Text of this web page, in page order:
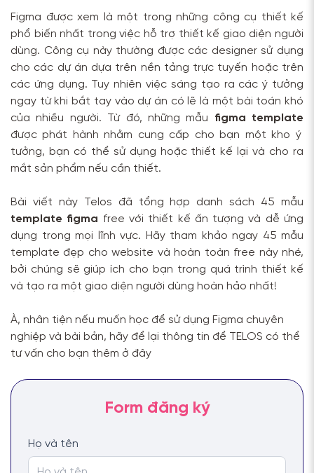
Figma được xem là một trong những công cụ thiết kế
phổ biến nhất trong việc hỗ trợ thiết kế giao diện người
dùng. Công cụ này thường được các designer sử dụng
cho các dự án dựa trên nền tảng trực tuyến hoặc trên
các ứng dụng. Tuy nhiên việc sáng tạo ra các ý tưởng
ngay từ khi bắt tay vào dự án có lẽ là một bài toán khó
của nhiều người. Từ đó, những mẫu figma template
được phát hành nhằm cung cấp cho bạn một kho ý
tưởng, bạn có thể sử dụng hoặc thiết kế lại và cho ra
mắt sản phẩm nếu cần thiết.
Bài viết này Telos đã tổng hợp danh sách 45 mẫu
template figma free với thiết kế ấn tượng và dễ ứng
dụng trong mọi lĩnh vực. Hãy tham khảo ngay 45 mẫu
template đẹp cho website và hoàn toàn free này nhé,
bởi chúng sẽ giúp ích cho bạn trong quá trình thiết kế
và tạo ra một giao diện người dùng hoàn hảo nhất!
À, nhân tiện nếu muốn học để sử dụng Figma chuyên
nghiệp và bài bản, hãy để lại thông tin để TELOS có thể
tư vấn cho bạn thêm ở đây
Họ và tên